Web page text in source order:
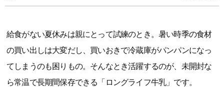
給食がない夏休みは親にとって試練のとき。暑い時季の食材
の買い出しは大変だし、買いおきで冷蔵庫がパンパンになっ
てしまうのも困りもの。そんなとき活躍するのが、未開封な
ら常温で長期間保存できる「ロングライフ牛乳」です。